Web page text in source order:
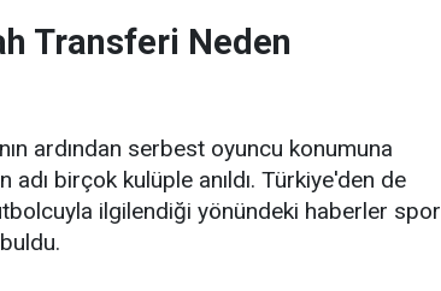
Transferi Neden
ardından serbest oyuncu konumuna
adı birçok kulüple anıldı. Türkiye'den de
ilgilendiği yönündeki haberler spor